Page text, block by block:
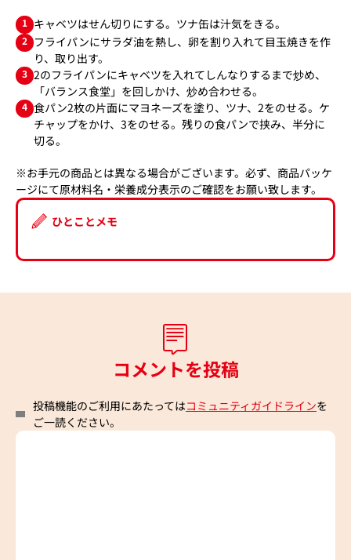
1 キャベツはせん切りにする。ツナ缶は汁気をきる。
2 フライパンにサラダ油を熱し、卵を割り入れて目玉焼きを作
り、取り出す。
3 2のフライパンにキャベツを入れてしんなりするまで炒め、
「バランス食堂」を回しかけ、炒め合わせる。
4 食パン2枚の片面にマヨネーズを塗り、ツナ、2をのせる。ケ
チャップをかけ、3をのせる。残りの食パンで挟み、半分に
切る。
※お手元の商品とは異なる場合がございます。必ず、商品パッケ
ージにて原材料名・栄養成分表示のご確認をお願い致します。
ひとことメモ
コメントを投稿
投稿機能のご利用にあたってはコミュニティガイドラインを
ご一読ください。